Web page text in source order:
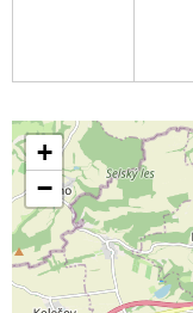
+
−